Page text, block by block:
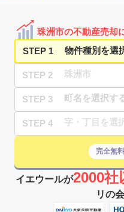
珠洲市の不動産売却
STEP 1
STEP 2
STEP 3
STEP 4
完全無料
イエウールが2000社
リの